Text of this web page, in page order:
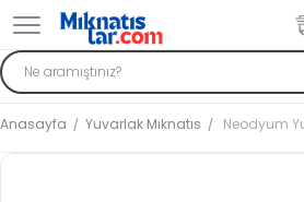
Anasayfa Yuvarlak Mıknatıs Neodyum